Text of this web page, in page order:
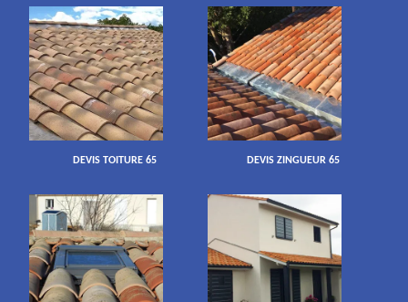
DEVIS TOITURE 65 DEVIS ZINGUEUR 65